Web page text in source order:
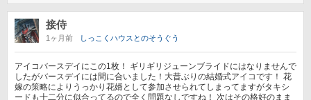
接侍
1ヶ月前 しっこくハウスとのそうぐう
アイコバースデイにこの1枚！ ギリギリジューンブライドにはなりませんで
したがバースデイには間に合いました！大昔ぶりの結婚式アイコです！ 花
嫁の策略によりうっかり花婿として参加させられてしまってますがタキシ
ードも十二分に似合ってるので全く問題なしですね！ 次はその格好のまま